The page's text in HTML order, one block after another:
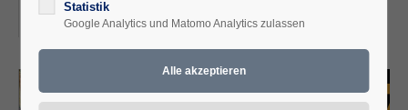
ORT: EUROPÄISCHE AKADEMIE M-V
Statistik
Google Analytics und Matomo Analytics zulassen